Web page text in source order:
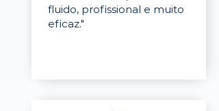
fluido, profissional e muito
eficaz."